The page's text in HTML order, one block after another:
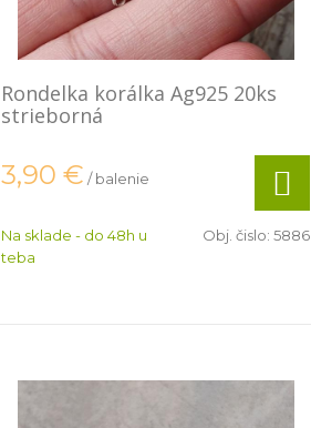
Rondelka korálka Ag925 20ks
strieborná
3,90 € / balenie
Na sklade - do 48h u
teba
Obj. čislo: 5886